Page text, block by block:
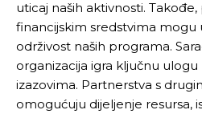
[wpuf_form id=”7463”]
[wpuf_form id=”7463”]
uticaj naših aktivnosti.
financijskim sredstvima
održivost naših programa.
organizacija igra ključnu ulogu
izazovima. Partnerstva s
omogućuju dijeljenje resursa,